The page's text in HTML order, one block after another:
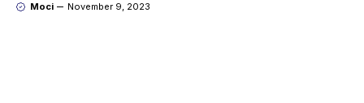
Moci November 9, 2023